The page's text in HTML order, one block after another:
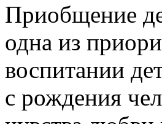
Приобщение
одна из
воспитании
с рождения